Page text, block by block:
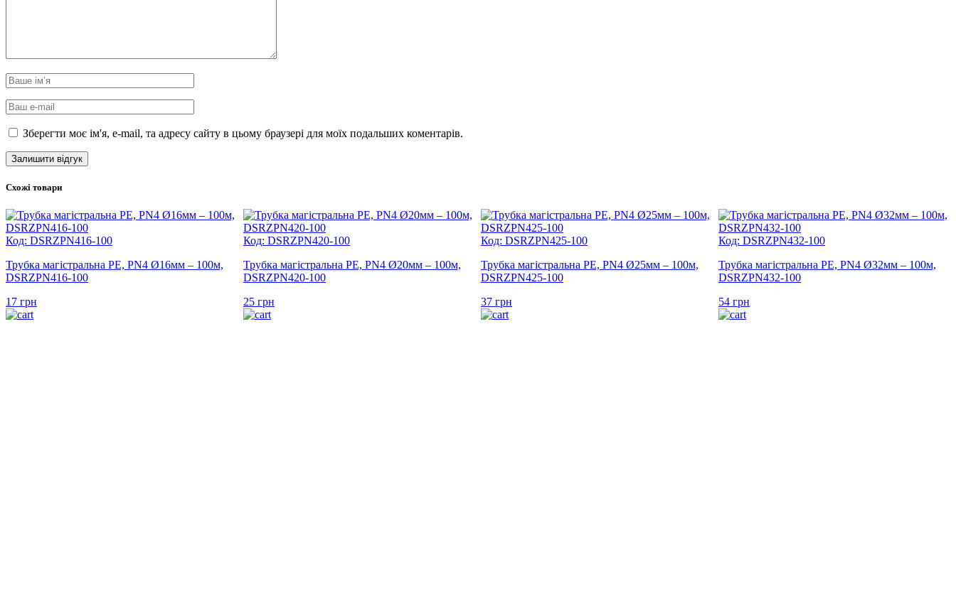
Зберегти моє ім'я, e-mail, та адресу сайту в цьому браузері для моїх подальших коментарів.
Схожі товари
Код: DSRZPN416-100
Трубка магістральна PE, PN4 Ø16мм – 100м,
DSRZPN416-100
17 грн
Код: DSRZPN420-100
Трубка магістральна PE, PN4 Ø20мм – 100м,
DSRZPN420-100
25 грн
Код: DSRZPN425-100
Трубка магістральна PE, PN4 Ø25мм – 100м,
DSRZPN425-100
37 грн
Код: DSRZPN432-100
Трубка магістральна PE, PN4 Ø32мм – 100м,
DSRZPN432-100
54 грн